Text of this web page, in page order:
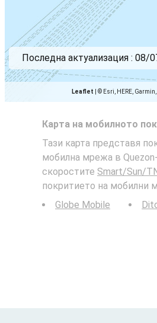
Leaflet © Esri, HERE,
Последна актуализация : 08/
Карта на мобилното
Тази карта представя
мобилна мрежа в
скоростите Smart/Sun/
покритието на мобилни
Globe Mobile